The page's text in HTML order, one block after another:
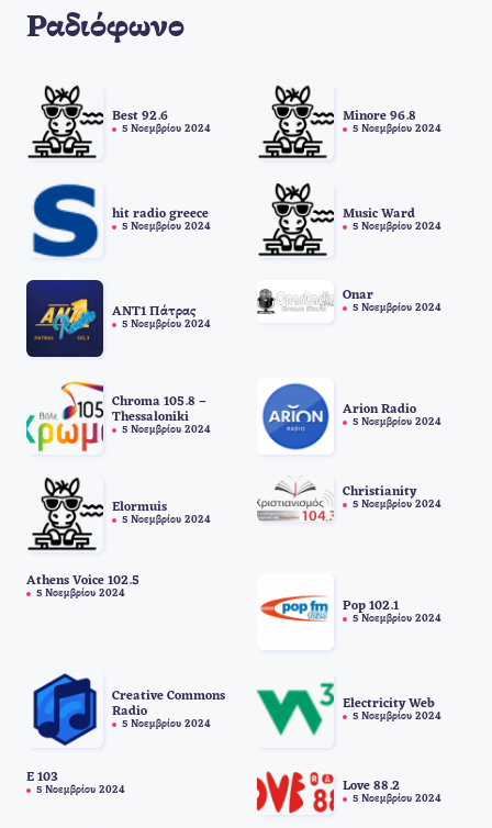
Ραδιόφωνο
Best 92.6
5 Νοεμβρίου 2024
Minore 96.8
5 Νοεμβρίου 2024
hit radio greece
5 Νοεμβρίου 2024
Music Ward
5 Νοεμβρίου 2024
ANT1 Πάτρας
5 Νοεμβρίου 2024
Onar
5 Νοεμβρίου 2024
Chroma 105.8 –
Thessaloniki
5 Νοεμβρίου 2024
Arion Radio
5 Νοεμβρίου 2024
Elormuis
5 Νοεμβρίου 2024
Christianity
5 Νοεμβρίου 2024
Athens Voice 102.5
5 Νοεμβρίου 2024
Pop 102.1
5 Νοεμβρίου 2024
Creative Commons
Radio
5 Νοεμβρίου 2024
Electricity Web
5 Νοεμβρίου 2024
E 103
5 Νοεμβρίου 2024 Love 88.2
5 Νοεμβρίου 2024